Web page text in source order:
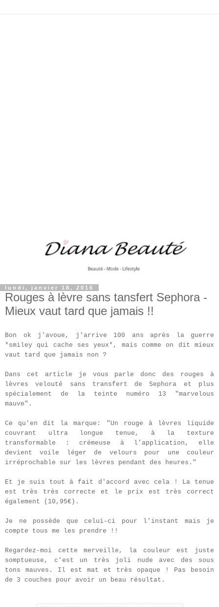
lundi, janvier 18, 2016
Rouges à lèvre sans tansfert Sephora -
Mieux vaut tard que jamais !!
Bon ok j'avoue, j'arrive 100 ans après la guerre
*smiley qui cache ses yeux*, mais comme on dit mieux
vaut tard que jamais non ?
Dans cet article je vous parle donc des rouges à
lèvres velouté sans transfert de Sephora et plus
spécialement de la teinte numéro 13 "marvelous
mauve".
Ce qu'en dit la marque: " Un rouge à lèvres liquide
couvrant ultra longue tenue, à la texture
transformable : crémeuse à l’application, elle
devient voile léger de velours pour une couleur
irréprochable sur les lèvres pendant des heures."
Et je suis tout à fait d'accord avec cela ! La tenue
est très très correcte et le prix est très correct
également (10,95€).
Je ne possède que celui-ci pour l'instant mais je
compte tous me les prendre !!
Regardez-moi cette merveille, la couleur est juste
somptueuse, c'est un très joli nude avec des sous
tons mauves. Il est mat et très opaque ! Pas besoin
de 3 couches pour avoir un beau résultat.